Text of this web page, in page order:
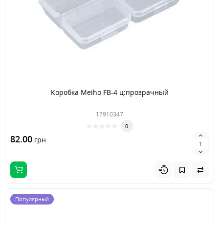
Коробка Meiho FB-4 ц:прозрачный
17910347
0
82.00 грн
Популярный